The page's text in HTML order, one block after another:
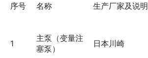
序号 名称 生产厂家及说明
1
主泵（变量注
塞泵）
日本川崎